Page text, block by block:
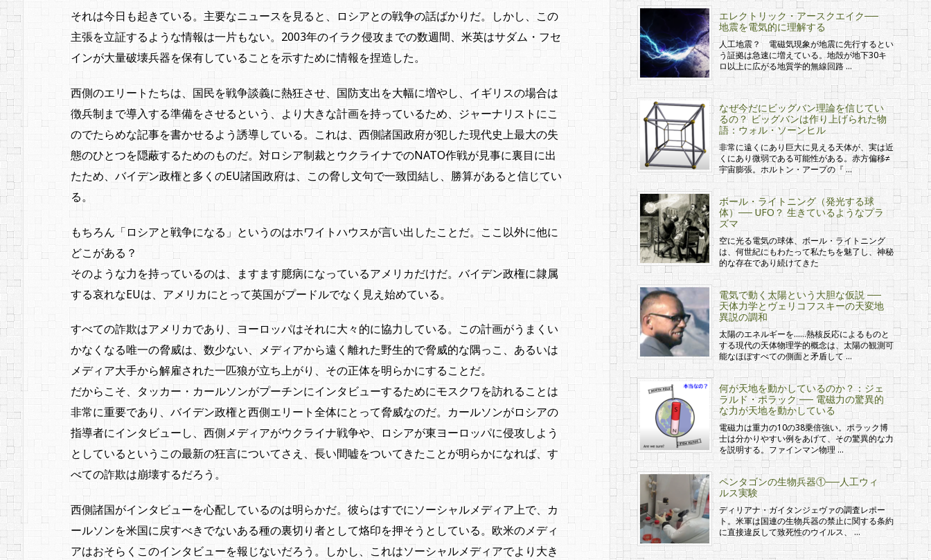
それは今日も起きている。主要なニュースを見ると、ロシアとの戦争の話ばかりだ。しかし、この
主張を立証するような情報は一片もない。2003年のイラク侵攻までの数週間、米英はサダム・フセ
インが大量破壊兵器を保有していることを示すために情報を捏造した。
西側のエリートたちは、国民を戦争談義に熱狂させ、国防支出を大幅に増やし、イギリスの場合は
徴兵制まで導入する準備をさせるという、より大きな計画を持っているため、ジャーナリストにこ
のでたらめな記事を書かせるよう誘導している。これは、西側諸国政府が犯した現代史上最大の失
態のひとつを隠蔽するためのものだ。対ロシア制裁とウクライナでのNATO作戦が見事に裏目に出
たため、バイデン政権と多くのEU諸国政府は、この脅し文句で一致団結し、勝算があると信じてい
る。
もちろん「ロシアと戦争になる」というのはホワイトハウスが言い出したことだ。ここ以外に他に
どこがある？
そのような力を持っているのは、ますます臆病になっているアメリカだけだ。バイデン政権に隷属
する哀れなEUは、アメリカにとって英国がプードルでなく見え始めている。
すべての詐欺はアメリカであり、ヨーロッパはそれに大々的に協力している。この計画がうまくい
かなくなる唯一の脅威は、数少ない、メディアから遠く離れた野生的で脅威的な隅っこ、あるいは
メディア大手から解雇された一匹狼が立ち上がり、その正体を明らかにすることだ。
だからこそ、タッカー・カールソンがプーチンにインタビューするためにモスクワを訪れることは
非常に重要であり、バイデン政権と西側エリート全体にとって脅威なのだ。カールソンがロシアの
指導者にインタビューし、西側メディアがウクライナ戦争や、ロシアが東ヨーロッパに侵攻しよう
としているというこの最新の狂言についてさえ、長い間嘘をついてきたことが明らかになれば、す
べての詐欺は崩壊するだろう。
西側諸国がインタビューを心配しているのは明らかだ。彼らはすでにソーシャルメディア上で、カ
ールソンを米国に戻すべきでないある種の裏切り者として烙印を押そうとしている。欧米のメディ
アはおそらくこのインタビューを報じないだろう。しかし、これはソーシャルメディアでより大き
エレクトリック・アースクエイク──
地震を電気的に理解する
人工地震？ 電磁気現象が地震に先行するとい
う証拠は急速に増えている。地殻が地下30キ
ロ以上に広がる地質学的無線回路 …
なぜ今だにビッグバン理論を信じてい
るの？ ビッグバンは作り上げられた物
語：ウォル・ソーンヒル
非常に遠くにあり巨大に見える天体が、実は近
くにあり微弱である可能性がある。赤方偏移≠
宇宙膨張。ホルトン・アープの『 …
ボール・ライトニング（発光する球
体）── UFO？ 生きているようなプラ
ズマ
空に光る電気の球体、ボール・ライトニング
は、何世紀にもわたって私たちを魅了し、神秘
的な存在であり続けてきた
電気で動く太陽という大胆な仮説 ──
天体力学とヴェリコフスキーの天変地
異説の調和
太陽のエネルギーを……熱核反応によるものと
する現代の天体物理学的概念は、太陽の観測可
能なほぼすべての側面と矛盾して …
何が天地を動かしているのか？：ジェ
ラルド・ポラック ── 電磁力の驚異的
な力が天地を動かしている
電磁力は重力の10の38乗倍強い。ポラック博
士は分かりやすい例をあげて、その驚異的な力
を説明する。ファインマン物理 …
ペンタゴンの生物兵器①──人工ウィ
ルス実験
ディリアナ・ガイタンジェヴァの調査レポー
ト。米軍は国連の生物兵器の禁止に関する条約
に直接違反して致死性のウイルス、 …